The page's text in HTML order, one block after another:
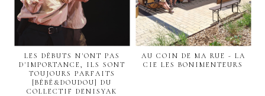
LES DÉBUTS N'ONT PAS
D'IMPORTANCE, ILS SONT
TOUJOURS PARFAITS
[BÉBÉ&DOUDOU] DU
COLLECTIF DENISYAK
AU COIN DE MA RUE - LA
CIE LES BONIMENTEURS